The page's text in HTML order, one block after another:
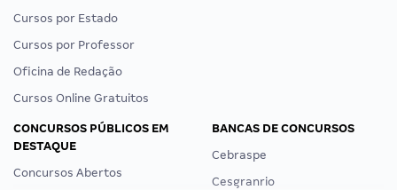
Cursos por Estado
Cursos por Professor
Oficina de Redação
Cursos Online Gratuitos
CONCURSOS PÚBLICOS EM
DESTAQUE
Concursos Abertos
BANCAS DE CONCURSOS
Cebraspe
Cesgranrio